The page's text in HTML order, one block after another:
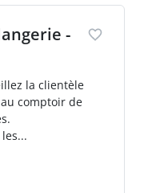
-
la clientèle
comptoir de